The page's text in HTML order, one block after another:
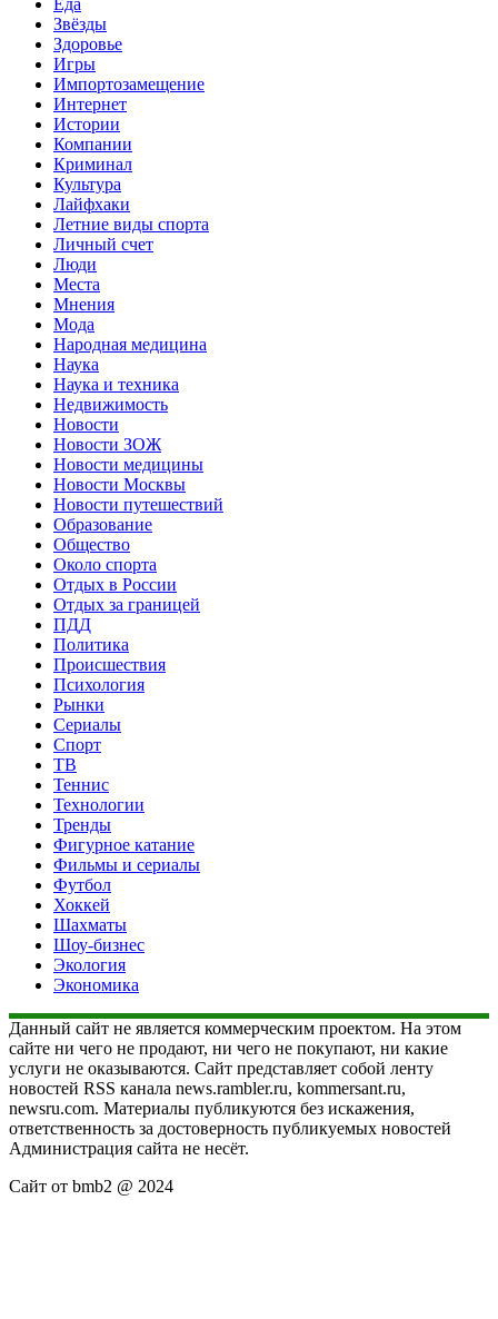
Звёзды
Здоровье
Игры
Импортозамещение
Интернет
Истории
Компании
Криминал
Культура
Лайфхаки
Летние виды спорта
Личный счет
Люди
Места
Мнения
Мода
Народная медицина
Наука
Наука и техника
Недвижимость
Новости
Новости ЗОЖ
Новости медицины
Новости Москвы
Новости путешествий
Образование
Общество
Около спорта
Отдых в России
Отдых за границей
ПДД
Политика
Происшествия
Психология
Рынки
Сериалы
Спорт
ТВ
Теннис
Технологии
Тренды
Фигурное катание
Фильмы и сериалы
Футбол
Хоккей
Шахматы
Шоу-бизнес
Экология
Экономика
Данный сайт не является коммерческим проектом. На этом
сайте ни чего не продают, ни чего не покупают, ни какие
услуги не оказываются. Сайт представляет собой ленту
новостей RSS канала news.rambler.ru, kommersant.ru,
newsru.com. Материалы публикуются без искажения,
ответственность за достоверность публикуемых новостей
Администрация сайта не несёт.
Сайт от bmb2 @ 2024